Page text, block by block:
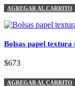
AGREGAR AL CARRITO
Bolsas papel textura
$673
AGREGAR AL CARRITO